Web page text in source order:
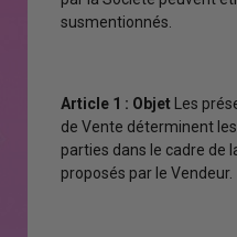
susmentionnés.
Article 1 : Objet Les
de Vente déterminent
parties dans le cadre de
proposés par le Vendeur.